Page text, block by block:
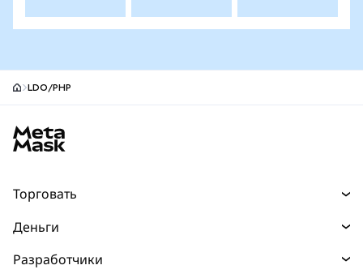
LDO/PHP
Торговать
Прогнозы
Деньги
Разработчики